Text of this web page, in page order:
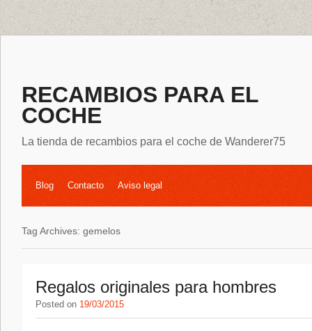
RECAMBIOS PARA EL
COCHE
La tienda de recambios para el coche de Wanderer75
Blog Contacto Aviso legal
Tag Archives: gemelos
Regalos originales para hombres
Posted on 19/03/2015